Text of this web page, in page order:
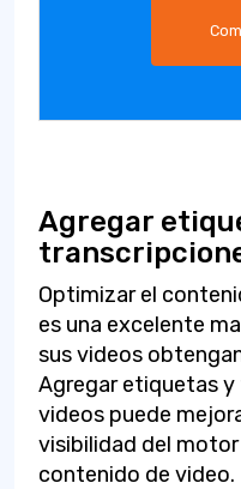
Agregar
Optimizar el
es una excelente
sus videos
Agregar etiquetas
videos puede
visibilidad del
contenido de video.